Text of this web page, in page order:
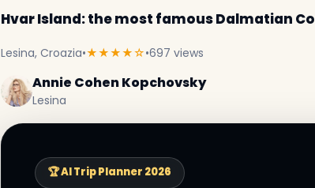
Hvar Island: the most famous Dalmatian
Lesina, Croazia•★★★★☆•697 views
Annie Cohen Kopchovsky
Lesina
🏆 AI Trip Planner 2026